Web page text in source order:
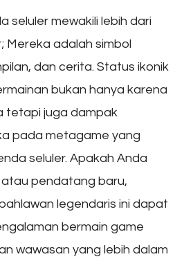
seluler mewakili lebih dari
Mereka adalah simbol
dan cerita. Status ikonik
bukan hanya karena
tetapi juga dampak
pada metagame yang
seluler. Apakah Anda
pendatang baru,
legendaris ini dapat
bermain game
wawasan yang lebih dalam